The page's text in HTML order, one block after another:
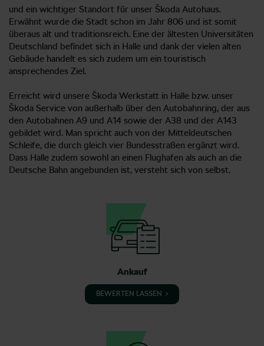
und ein wichtiger Standort für unser Škoda Autohaus.
Erwähnt wurde die Stadt schon im Jahr 806 und ist somit
überaus alt und traditionsreich. Eine der ältesten Universitäten
Deutschland befindet sich in Halle und dank der vielen alten
Gebäude handelt es sich zudem um ein touristisch
ansprechendes Ziel.
Erreicht wird unsere Škoda Werkstatt in Halle bzw. unser
Škoda Service von außerhalb über den Autobahnring, der aus
den Autobahnen A9 und A14 sowie der A38 und der A143
gebildet wird. Man spricht auch von der Mitteldeutschen
Schleife, die durch gleich vier Bundesstraßen ergänzt wird.
Dass Halle zudem sowohl an einen Flughafen als auch an die
Deutsche Bahn angebunden ist, versteht sich von selbst.
Ankauf
BEWERTEN LASSEN